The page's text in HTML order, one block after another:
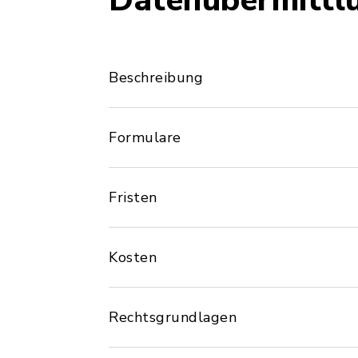
Beschreibung
Formulare
Fristen
Kosten
Rechtsgrundlagen